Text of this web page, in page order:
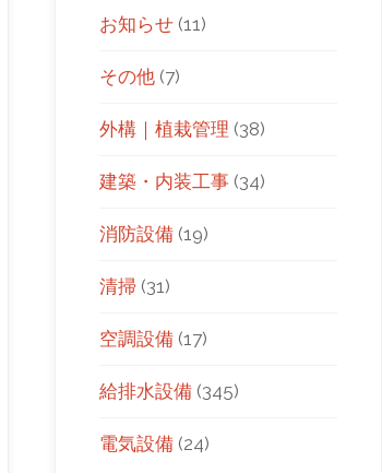
お知らせ (11)
その他 (7)
外構｜植栽管理 (38)
建築・内装工事 (34)
消防設備 (19)
清掃 (31)
空調設備 (17)
給排水設備 (345)
電気設備 (24)